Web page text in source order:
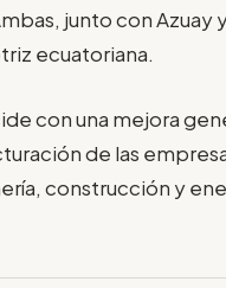
junto con Azuay
ecuatoriana.
con una mejora
de las
construcción y